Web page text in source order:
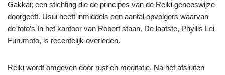
Gakkai; een stichting die de principes van de Reiki geneeswijze
doorgeeft. Usui heeft inmiddels een aantal opvolgers waarvan
de foto’s In het kantoor van Robert staan. De laatste, Phyllis Lei
Furumoto, is recentelijk overleden.
Reiki wordt omgeven door rust en meditatie. Na het afsluiten